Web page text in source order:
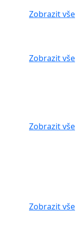
Zobrazit vše
Zobrazit vše
Zobrazit vše
Zobrazit vše